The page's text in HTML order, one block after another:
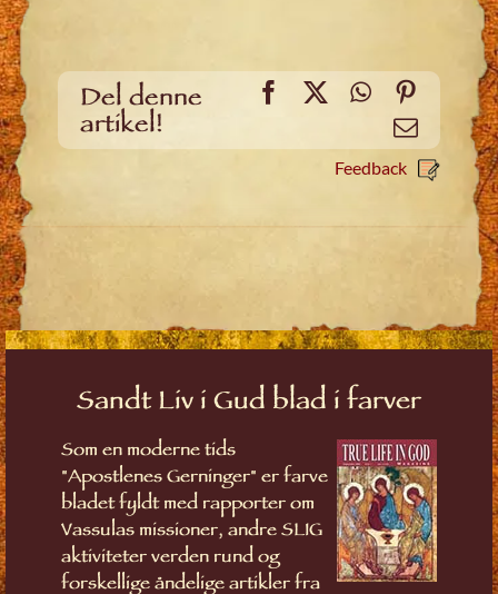
Del denne
artikel!
Facebook
X WhatsApp
Email
Feedback
Sandt Liv i Gud blad i farver
Som en moderne tids
"Apostlenes Gerninger" er farve
bladet fyldt med rapporter om
Vassulas missioner, andre SLIG
aktiviteter verden rund og
forskellige åndelige artikler fra